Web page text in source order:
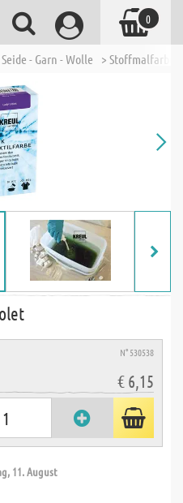
- Garn - Wolle >
N° 530538
€ 6,15
11. August
0